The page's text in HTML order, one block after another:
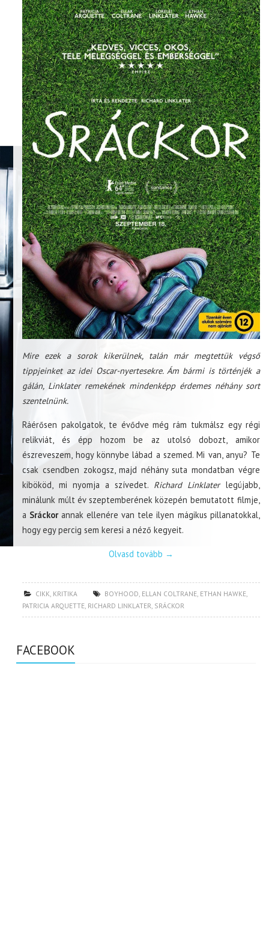
Mire ezek a sorok kikerülnek, talán már megtettük végső
tippjeinket az idei Oscar-nyertesekre. Ám bármi is történjék a
gálán, Linklater remekének mindenképp érdemes néhány sort
szentelnünk.
Ráérősen pakolgatok, te évődve még rám tukmálsz egy régi
relikviát, és épp hozom be az utolsó dobozt, amikor
észreveszem, hogy könnybe lábad a szemed. Mi van, anyu? Te
csak csendben zokogsz, majd néhány suta mondatban végre
kibököd, mi nyomja a szívedet. Richard Linklaterlegújabb,
minálunk múlt év szeptemberének közepén bemutatott filmje,
a Sráckorannak ellenére van tele ilyen mágikus pillanatokkal,
hogy egy percig sem keresi a néző kegyeit.
Olvasd tovább →
CIKK KRITIKA BOYHOOD ELLAN COLTRANE ETHAN HAWKE
PATRICIA ARQUETTE RICHARD LINKLATER SRÁCKOR
FACEBOOK